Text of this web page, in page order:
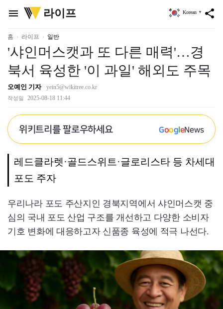
menu
위
키
리
라이프 share
Korean ▼
홈 라이프 일반
'샤인머스캣과 또 다른 매력'…경
북서 육성한 '이 과일' 해외도 주목
오예인 기자 yein5@wikitree.co.kr
작성일 2025-08-18 11:44
위키트리를 팔로우하세요 GoogleNews
레드클라렛·골드스위트·글로리스타 등 차세대
포도 주자
우리나라 포도 주산지인 경북지역에서 샤인머스캣 중
심의 국내 포도 산업 구조를 개선하고 다양한 소비자
기호 변화에 대응하고자 신품종 육성에 적극 나선다.